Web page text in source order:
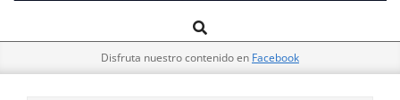
El
Pulso
Navigation
Search
Disfruta nuestro contenido en Facebook